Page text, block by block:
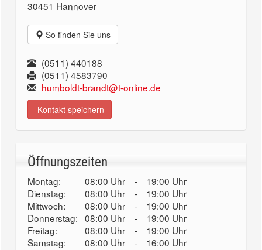
30451 Hannover
So finden Sie uns
(0511) 440188
(0511) 4583790
humboldt-brandt@t-online.de
Kontakt speichern
Öffnungszeiten
Montag: 08:00 Uhr -
19:00 Uhr
Dienstag:
08:00 Uhr -
19:00 Uhr
Mittwoch:
08:00 Uhr -
19:00 Uhr
Donnerstag: 08:00 Uhr -
19:00 Uhr
Freitag:
08:00 Uhr -
19:00 Uhr
Samstag:
08:00 Uhr - 16:00 Uhr